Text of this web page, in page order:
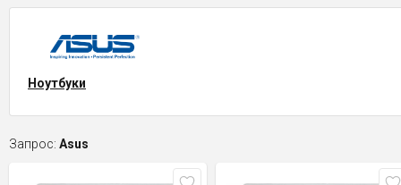
Ноутбуки
Запрос: Asus